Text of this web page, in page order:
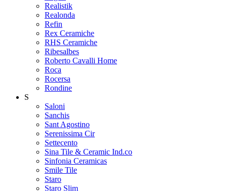
Realistik
Realonda
Refin
Rex Ceramiche
RHS Ceramiche
Ribesalbes
Roberto Cavalli Home
Roca
Rocersa
Rondine
S
Saloni
Sanchis
Sant Agostino
Serenissima Cir
Settecento
Sina Tile & Ceramic Ind.co
Sinfonia Ceramicas
Smile Tile
Staro
Staro Slim